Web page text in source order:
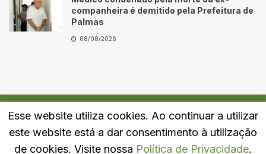
companheira é demitido pela Prefeitura de
Palmas
08/08/2026
Quem Somos Fale Conosco Política de Privacidade
Esse website utiliza cookies. Ao continuar a utilizar
este website está a dar consentimento à utilização
de cookies. Visite nossa Política de Privacidade.